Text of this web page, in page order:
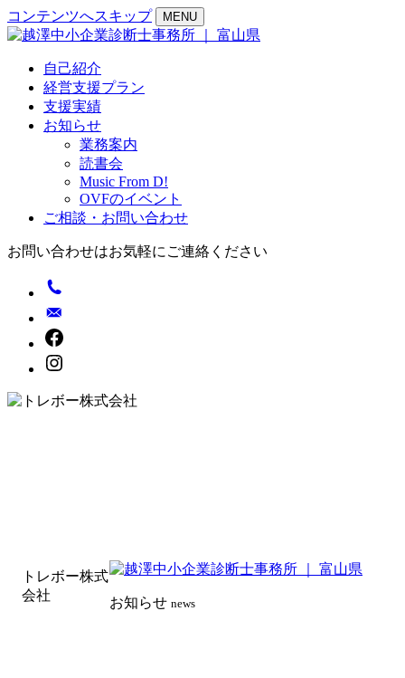
コンテンツへスキップ MENU
自己紹介
経営支援プラン
支援実績
お知らせ
業務案内
読書会
Music From D!
OVFのイベント
ご相談・お問い合わせ
お問い合わせはお気軽にご連絡ください
トレボー株式
会社
お知らせ news